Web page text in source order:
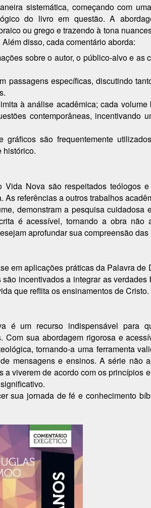
sistemática, começando com
do livro em questão. A
ou grego e trazendo à tona
disso, cada comentário aborda:
sobre o autor, o público-alvo e as
passagens específicas, discutindo
à análise acadêmica; cada volume
contemporâneas, incentivando
gráficos são frequentemente
histórico.
Nova são respeitados teólogos
As referências a outros trabalhos
demonstram a pesquisa cuidadosa
é acessível, tornando a obra não
aprofundar sua compreensão das
em aplicações práticas da Palavra de
incentivados a integrar as
que reflita os ensinamentos de Cristo.
é um recurso indispensável para
Com sua abordagem rigorosa e
tornando-a uma ferramenta
mensagens e ensinos. A série não
viverem de acordo com os princípios
sua jornada de fé e conhecimento